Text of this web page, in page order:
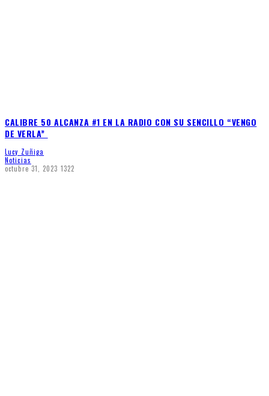
CALIBRE 50 ALCANZA #1 EN LA RADIO CON SU SENCILLO “VENGO
DE VERLA”
Lucy Zuñiga
Noticias
octubre 31, 2023 1322